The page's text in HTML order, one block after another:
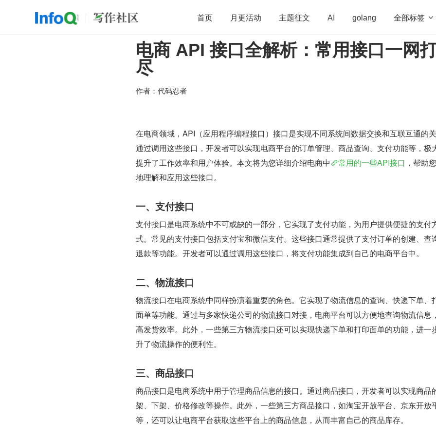
首页 月更活动 主题征文 AI golang 全部标签 
开源 架构 OpenHarmony 算法 学习方法 Web3.0 高
电商 API 接口全解析：常用接口一网
尽
作者： 代码忍者
在电商领域，API（应用程序编程接口）接口是实现不同系统间数据交换和互联互通的关
通过调用这些接口，开发者可以实现电商平台的订单管理、商品查询、支付功能等，极
提升了工作效率和用户体验。本文将为您详细介绍电商中
常用的一些API接口 ，帮助
地理解和应用这些接口。
一、支付接口
支付接口是电商系统中不可或缺的一部分，它实现了支付功能，为用户提供便捷的支付
式。常见的支付接口包括支付宝和微信支付。这些接口通常提供了支付订单的创建、查询
退款等功能。开发者可以通过调用这些接口，将支付功能集成到自己的电商平台中。
二、物流接口
物流接口在电商系统中同样扮演着重要的角色。它实现了物流信息的查询、快递下单、
面单等功能。通过与多家快递公司的物流接口对接，电商平台可以方便地查询物流信息
高发货效率。此外，一些第三方物流接口还可以实现快递下单和打印面单的功能，进一
升了物流操作的便利性。
三、商品接口
商品接口是电商系统中用于管理商品信息的接口。通过商品接口，开发者可以实现商品
架、下架、价格修改等操作。此外，一些第三方商品接口，如淘宝开放平台、京东开放
等，还可以让电商平台获取这些平台上的商品信息，从而丰富自己的商品库存。